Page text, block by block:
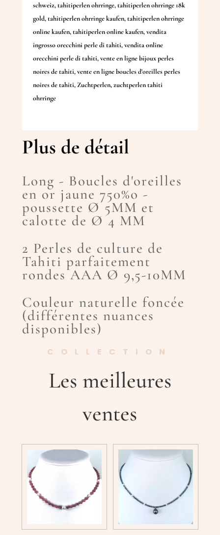
schweiz,tahitiperlen ohrringe,tahitiperlen ohrringe 18k
gold,tahitiperlen ohrringe kaufen,tahitiperlen ohrringe
online kaufen,tahitiperlen online kaufen,vendita
ingrosso orecchini perle di tahiti,vendita online
orecchini perle di tahiti,vente en ligne bijoux perles
noires de tahiti,vente en ligne boucles d'oreilles perles
noires de tahiti, Zuchtperlen,zuchtperlen tahiti
ohrringe
Plus de détail
Long - Boucles d'oreilles
en or jaune 750%o -
poussette Ø 5MM et
calotte de Ø 4 MM
2 Perles de culture de
Tahiti parfaitement
rondes AAA Ø 9,5-10MM
Couleur naturelle foncée
(différentes nuances
disponibles)
COLLECTION
Les meilleures
ventes